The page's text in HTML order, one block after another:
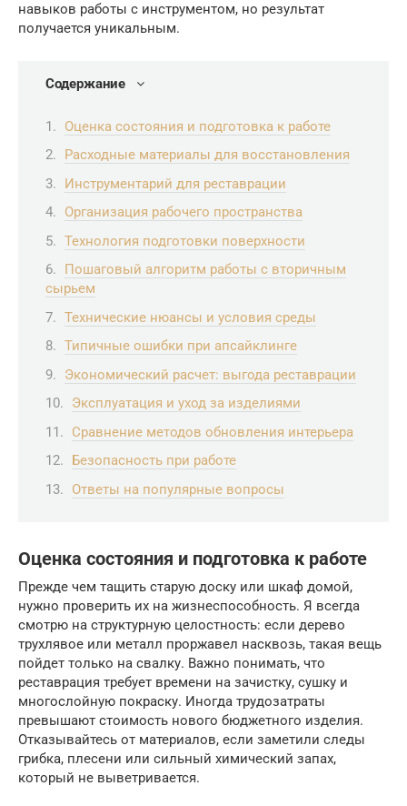
навыков работы с инструментом, но результат
получается уникальным.
Содержание
Оценка состояния и подготовка к работе
Расходные материалы для восстановления
Инструментарий для реставрации
Организация рабочего пространства
Технология подготовки поверхности
Пошаговый алгоритм работы с вторичным
сырьем
Технические нюансы и условия среды
Типичные ошибки при апсайклинге
Экономический расчет: выгода реставрации
Эксплуатация и уход за изделиями
Сравнение методов обновления интерьера
Безопасность при работе
Ответы на популярные вопросы
Оценка состояния и подготовка к работе
Прежде чем тащить старую доску или шкаф домой,
нужно проверить их на жизнеспособность. Я всегда
смотрю на структурную целостность: если дерево
трухлявое или металл проржавел насквозь, такая вещь
пойдет только на свалку. Важно понимать, что
реставрация требует времени на зачистку, сушку и
многослойную покраску. Иногда трудозатраты
превышают стоимость нового бюджетного изделия.
Отказывайтесь от материалов, если заметили следы
грибка, плесени или сильный химический запах,
который не выветривается.